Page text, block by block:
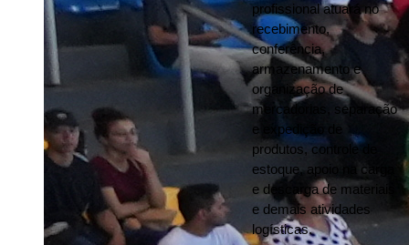
profissional atuará no
recebimento,
conferência,
armazenamento e
organização de
mercadorias, separação
e expedição de
produtos, controle de
estoque, apoio na carga
e descarga de materiais
e demais atividades
logísticas.